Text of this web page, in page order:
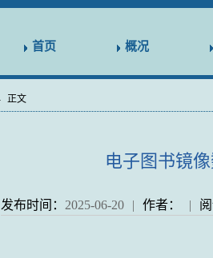
首页 概况
正文
电子图书镜
发布时间： 2025-06-20 | 作者： |